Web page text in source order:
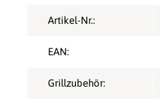
Artikel-Nr.:
EAN:
Grillzubehör: